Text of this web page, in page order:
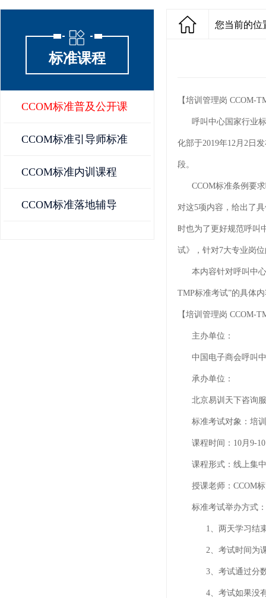
标准课程
CCOM标准普及公开课
CCOM标准引导师标准
CCOM标准内训课程
CCOM标准落地辅导
您当前的位
【培训管理岗 CCOM-
呼叫中心国家行业标
化部于2019年12月2日
段。
CCOM标准条例要求
对这5项内容，给出了
时也为了更好规范呼叫
试》，针对7大专业岗
本内容针对呼叫中心7
TMP标准考试”的具体
【培训管理岗 CCOM-
主办单位：
中国电子商会呼叫中
承办单位：
北京易训天下咨询服
标准考试对象：培训
课程时间：10月9-10
课程形式：线上集中
授课老师：CCOM标
标准考试举办方式
1、两天学习结束
2、考试时间为课程
3、考试通过分数为
4、考试如果没有